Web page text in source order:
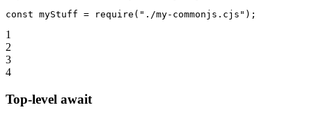
const myStuff = require ( "./my-commonjs.cjs" );
1
2
3
4
Top-level await